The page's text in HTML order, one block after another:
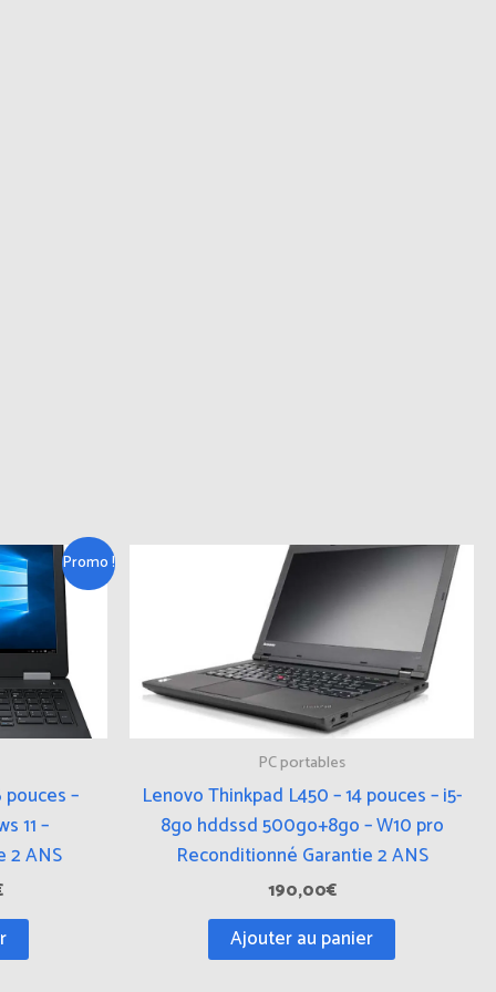
Promo !
pouces –
11 –
2 ANS
Le
prix
actuel
est :
520,00€.
PC portables
Lenovo Thinkpad L450 – 14 pouces – i5-
8go hddssd 500go+8go – W10 pro
Reconditionné Garantie 2 ANS
190,00€
Ajouter au panier